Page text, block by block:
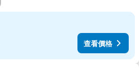
查看價格